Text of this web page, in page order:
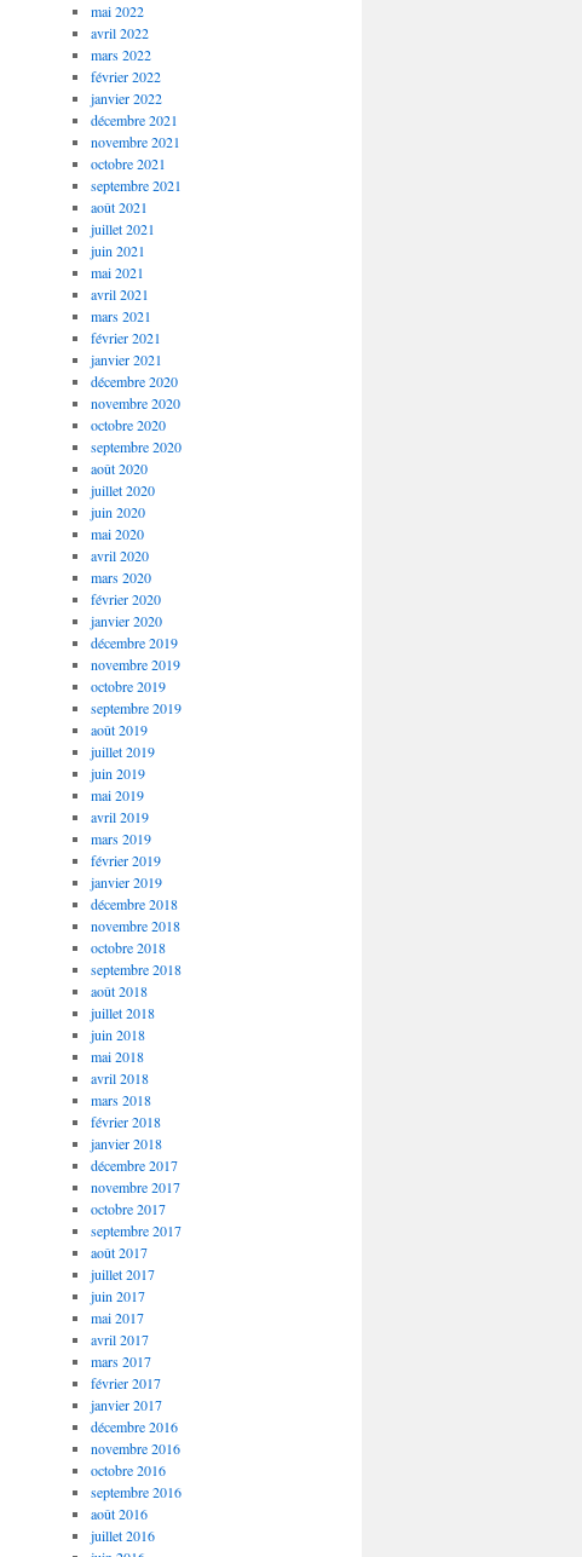
mai 2022
avril 2022
mars 2022
février 2022
janvier 2022
décembre 2021
novembre 2021
octobre 2021
septembre 2021
août 2021
juillet 2021
juin 2021
mai 2021
avril 2021
mars 2021
février 2021
janvier 2021
décembre 2020
novembre 2020
octobre 2020
septembre 2020
août 2020
juillet 2020
juin 2020
mai 2020
avril 2020
mars 2020
février 2020
janvier 2020
décembre 2019
novembre 2019
octobre 2019
septembre 2019
août 2019
juillet 2019
juin 2019
mai 2019
avril 2019
mars 2019
février 2019
janvier 2019
décembre 2018
novembre 2018
octobre 2018
septembre 2018
août 2018
juillet 2018
juin 2018
mai 2018
avril 2018
mars 2018
février 2018
janvier 2018
décembre 2017
novembre 2017
octobre 2017
septembre 2017
août 2017
juillet 2017
juin 2017
mai 2017
avril 2017
mars 2017
février 2017
janvier 2017
décembre 2016
novembre 2016
octobre 2016
septembre 2016
août 2016
juillet 2016